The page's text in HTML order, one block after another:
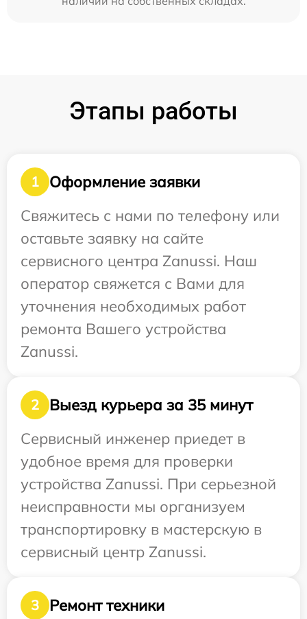
Этапы работы
1
Оформление заявки
Свяжитесь с нами по телефону или
оставьте заявку на сайте
сервисного центра Zanussi. Наш
оператор свяжется с Вами для
уточнения необходимых работ
ремонта Вашего устройства
Zanussi.
2
Выезд курьера за 35 минут
Сервисный инженер приедет в
удобное время для проверки
устройства Zanussi. При серьезной
неисправности мы организуем
транспортировку в мастерскую в
сервисный центр Zanussi.
3 Ремонт техники